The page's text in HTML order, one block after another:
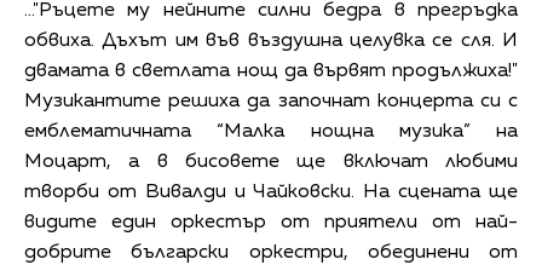
…"Ръцете му нейните силни бедра в прегръдка
обвиха. Дъхът им във въздушна целувка се сля. И
двамата в светлата нощ да вървят продължиха!"
Музикантите решиха да започнат концерта си с
емблематичната “Малка нощна музика” на
Моцарт, а в бисовете ще включат любими
творби от Вивалди и Чайковски. На сцената ще
видите един оркестър от приятели от най-
добрите български оркестри, обединени от